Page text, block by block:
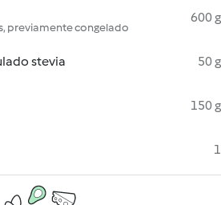
previamente congelado
600 g
stevia 50 g
150 g
1